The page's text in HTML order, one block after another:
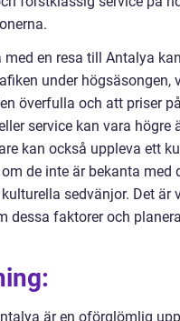
med en resa till Antalya
under högsäsongen,
överfulla och att priser
service kan vara högre
kan också uppleva ett
de inte är bekanta med
sedvänjor. Det är
dessa faktorer och
är en oförglömlig